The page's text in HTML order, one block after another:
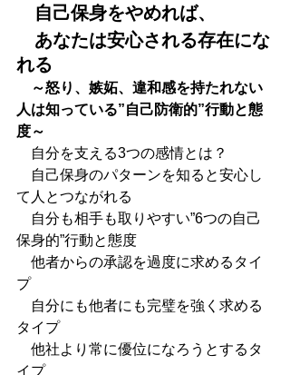
自己保身をやめれば、
あなたは安心される存在にな
れる
～怒り、嫉妬、違和感を持たれない
人は知っている”自己防衛的”行動と態
度～
自分を支える3つの感情とは？
自己保身のパターンを知ると安心し
て人とつながれる
自分も相手も取りやすい”6つの自己
保身的”行動と態度
他者からの承認を過度に求めるタイ
プ
自分にも他者にも完璧を強く求める
タイプ
他社より常に優位になろうとするタ
イプ